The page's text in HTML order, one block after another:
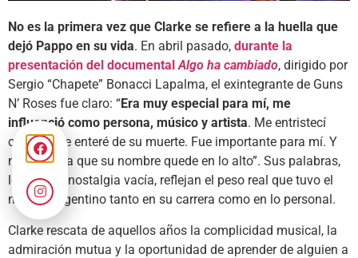
No es la primera vez que Clarke se refiere a la huella que
dejó Pappo en su vida. En abril pasado, durante la
presentación del documentalAlgo ha cambiado, dirigido por
Sergio “Chapete” Bonacci Lapalma, el exintegrante de Guns
N’ Roses fue claro: “Era muy especial para mí, me
influenció como persona, músico y artista. Me entristecí
cuando me enteré de su muerte. Fue importante para mí. Y
me interesa que su nombre quede en lo alto”. Sus palabras,
lejos de la nostalgia vacía, reflejan el peso real que tuvo el
músico argentino tanto en su carrera como en lo personal.
Clarke rescata de aquellos años la complicidad musical, la
admiración mutua y la oportunidad de aprender de alguien a